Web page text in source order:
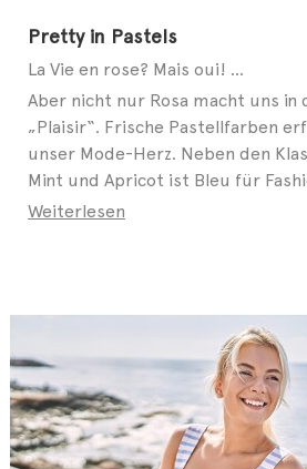
Pretty in Pastels
La Vie en rose? Mais oui! ...
Aber nicht nur Rosa macht uns in
„Plaisir“. Frische Pastellfarben
unser Mode-Herz. Neben den
Mint und Apricot ist Bleu für
Weiterlesen